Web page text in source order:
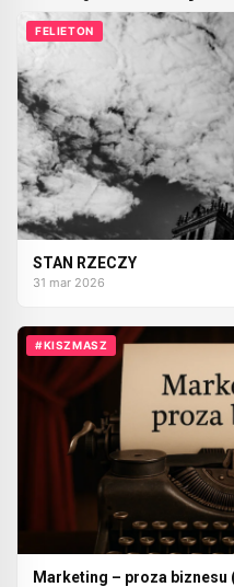
FELIETON
STAN RZECZY
31 mar 2026
#KISZMASZ
Marketing – proza biznesu